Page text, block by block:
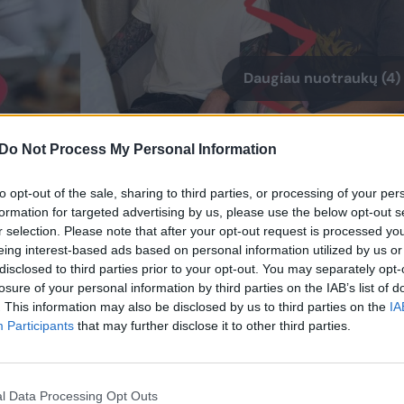
Do Not Process My Personal Information
opt-out of the sale, sharing to third parties, or processing of your
for targeted advertising by us, please use the below opt-out
selection. Please note that after your opt-out request is processed
interest-based ads based on personal information utilized by us
to third parties prior to your opt-out. You may separately
of your personal information by third parties on the IAB’s list of
This information may also be disclosed by us to third parties on the
Participants that may further disclose it to other third parties.
Data Processing Opt Outs
Daugiau nuotraukų (4)
kuri programėlės pagalba perskirta
žmogum. Prašau spaudos atstovų ir visų
vieniša, laiminga sūnaus Dominyko mama,
#skyrybos #vienisa“, – pareiškė Oksana.
parodijas – šį kartą taip nutiko. Nuomonės
pat pasinaudojo programėle ir perskyrė